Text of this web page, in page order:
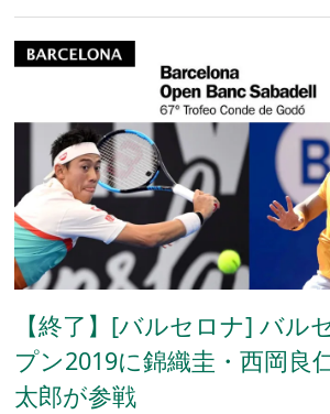
【終了】[バルセロナ] バル
プン2019に錦織圭・西岡良
太郎が参戦